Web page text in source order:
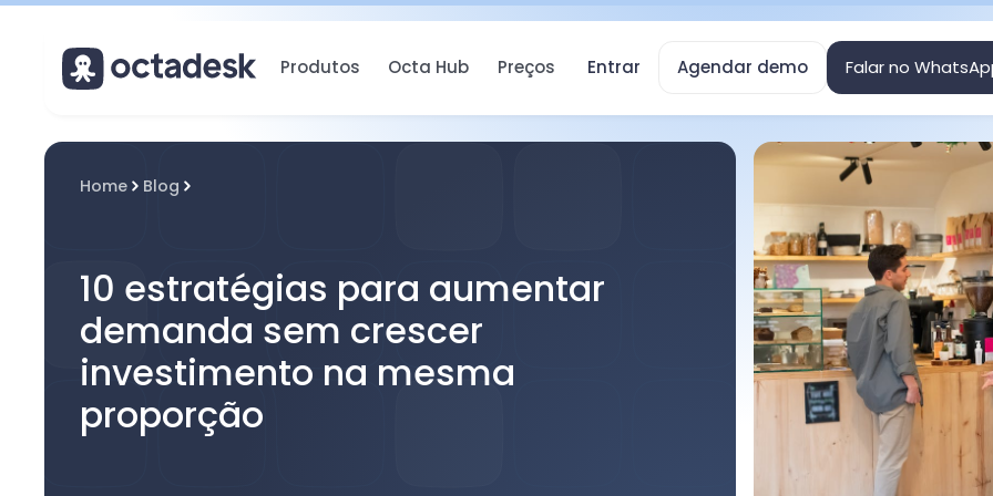
Entrar Agendar demo Falar no
Produtos Octa Hub Preços
Home Blog
10 estratégias para aumentar
demanda sem crescer
investimento na mesma
proporção